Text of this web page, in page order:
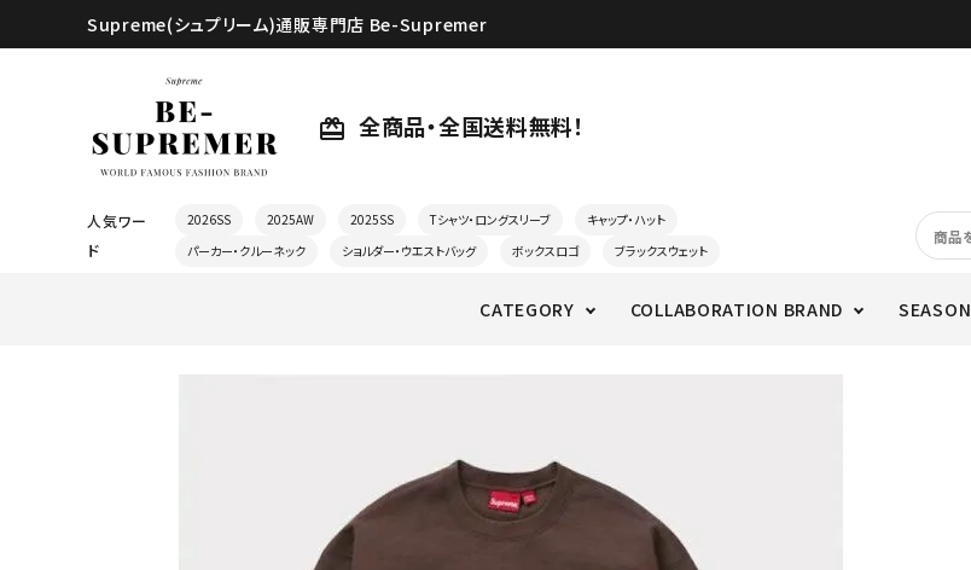
Supreme(シュプリーム)通販専門店 Be-Supremer
card_giftcard 全商品・全国送料無料！
人気ワー
ド
2026SS 2025AW 2025SS Tシャツ・ロングスリーブ
キャップ・ハット
パーカー・クルーネック
ショルダー・ウエストバッグ ボックスロゴ ブラックスウェット
CATEGORY COLLABORATION BRAND SEASON